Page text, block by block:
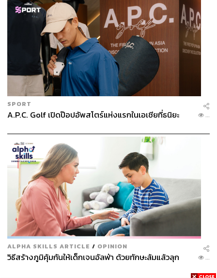
SPORT
A.P.C. Golf เปิดป๊อปอัพสโตร์แห่งแรกในเอเชียที่ธนิยะ ...
ALPHA SKILLS ARTICLE / OPINION
วิธีสร้างภูมิคุ้มกันให้เด็กเจนอัลฟ่า ด้วยทักษะล้มแล้วลุก ...